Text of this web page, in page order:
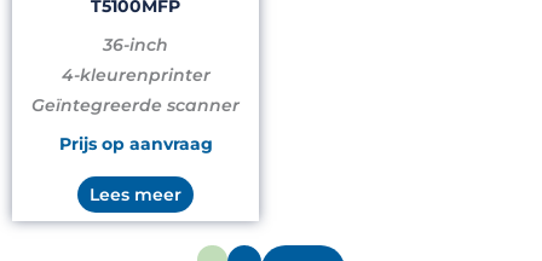
T5100MFP
36-inch
4-kleurenprinter
Geïntegreerde scanner
Prijs op aanvraag
Lees meer